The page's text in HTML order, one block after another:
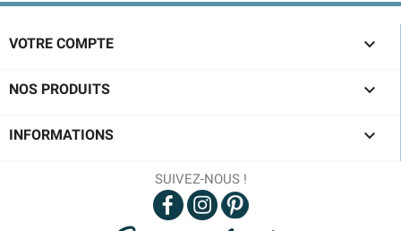
VOTRE COMPTE 
NOS PRODUITS 
INFORMATIONS 
SUIVEZ-NOUS !